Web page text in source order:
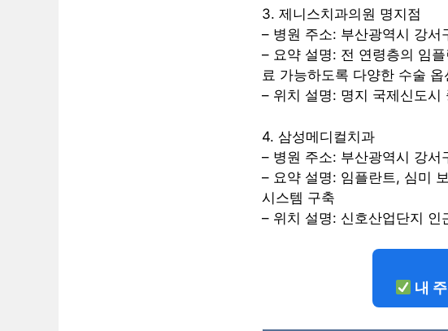
3. 제니스치과의원 명지점
– 병원 주소: 부산광역시 강
– 요약 설명: 전 연령층의 임
료 가능하도록 다양한 수술 옵
– 위치 설명: 명지 국제신도
4. 삼성메디컬치과
– 병원 주소: 부산광역시 강
– 요약 설명: 임플란트, 심미
시스템 구축
– 위치 설명: 신호산업단지
내